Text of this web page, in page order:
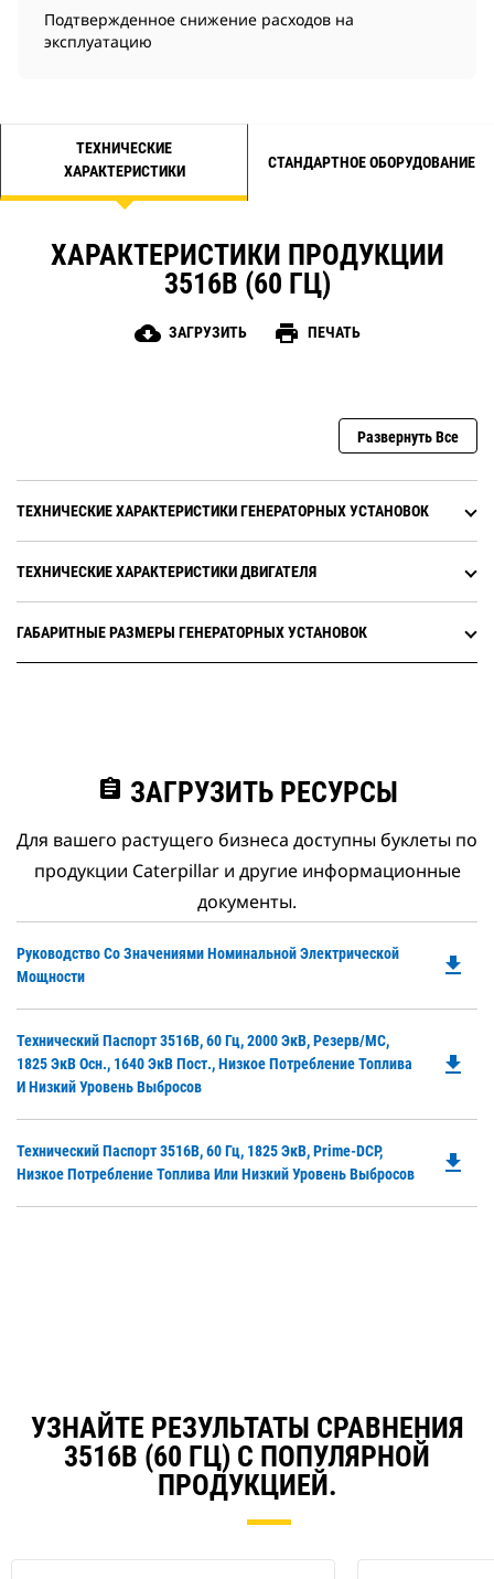
Подтвержденное снижение расходов на
эксплуатацию
ТЕХНИЧЕСКИЕ
ХАРАКТЕРИСТИКИ
СТАНДАРТНОЕ ОБОРУДОВАНИЕ
ХАРАКТЕРИСТИКИ ПРОДУКЦИИ
3516B (60 ГЦ)
cloud_download ЗАГРУЗИТЬ print ПЕЧАТЬ
Развернуть Все
ТЕХНИЧЕСКИЕ ХАРАКТЕРИСТИКИ ГЕНЕРАТОРНЫХ УСТАНОВОК
ТЕХНИЧЕСКИЕ ХАРАКТЕРИСТИКИ ДВИГАТЕЛЯ
ГАБАРИТНЫЕ РАЗМЕРЫ ГЕНЕРАТОРНЫХ УСТАНОВОК
assignment ЗАГРУЗИТЬ РЕСУРСЫ
Для вашего растущего бизнеса доступны буклеты по
продукции Caterpillar и другие информационные
документы.
Руководство Со Значениями Номинальной Электрической
Мощности
file_download
Технический Паспорт 3516B, 60 Гц, 2000 ЭкВ, Резерв/MC,
1825 ЭкВ Осн., 1640 ЭкВ Пост., Низкое Потребление Топлива
И Низкий Уровень Выбросов
file_download
Технический Паспорт 3516B, 60 Гц, 1825 ЭкВ, Prime-DCP,
Низкое Потребление Топлива Или Низкий Уровень Выбросов
file_download
УЗНАЙТЕ РЕЗУЛЬТАТЫ СРАВНЕНИЯ
3516B (60 ГЦ) С ПОПУЛЯРНОЙ
ПРОДУКЦИЕЙ.